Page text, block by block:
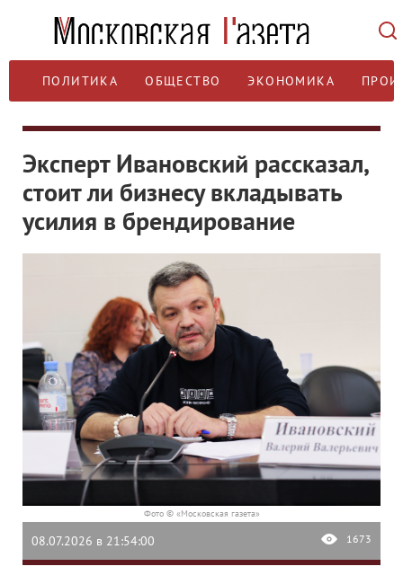
ПОЛИТИКА ОБЩЕСТВО ЭКОНОМИКА
Эксперт Ивановский рассказал,
стоит ли бизнесу вкладывать
усилия в брендирование
Фото © «Московская газета»
08.07.2026 в 21:54:00 1673